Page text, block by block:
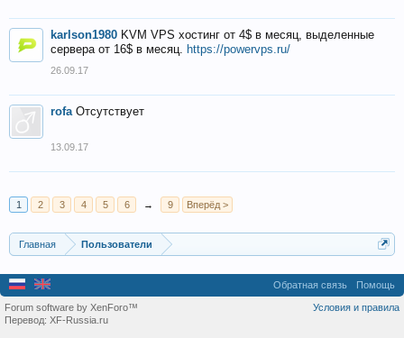
karlson1980 KVM VPS хостинг от 4$ в месяц, выделенные
сервера от 16$ в месяц. https://powervps.ru/
26.09.17
rofa Отсутствует
13.09.17
1 2 3 4 5 6 → 9 Вперёд >
Главная Пользователи
Обратная связь Помощь
Условия и правила
Forum software by XenForo™
Перевод: XF-Russia.ru